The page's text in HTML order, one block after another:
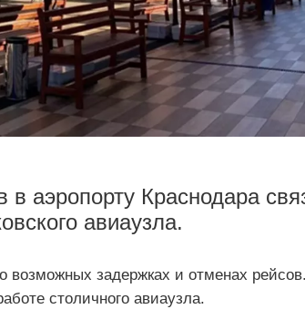
аэропорту Краснодара
авиаузла.
возможных задержках и отменах
столичного авиаузла.